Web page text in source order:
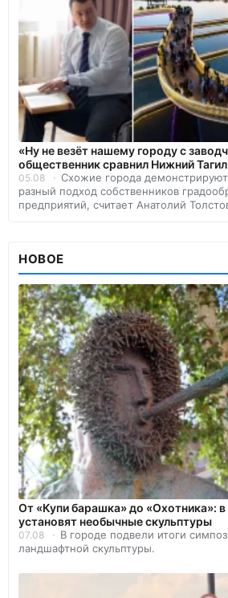
«Ну не везёт нашему городу с
общественник сравнил Нижний
05.08
Схожие города
разный подход собственников
предприятий, считает Анатолий
НОВОЕ
От «Купи барашка» до «Охотника»:
установят необычные скульптуры
07.08
В городе подвели итоги
ландшафтной скульптуры.